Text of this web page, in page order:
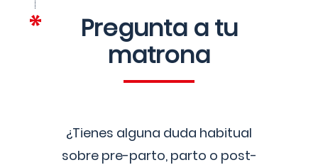
Pregunta a tu
matrona
¿Tienes alguna duda habitual
sobre pre-parto, parto o post-